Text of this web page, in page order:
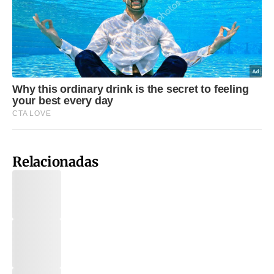
Relacionadas